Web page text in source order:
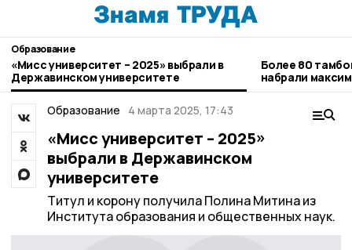
Образование
«Мисс университет – 2025» выбрали в
Державинском университете
Более 80
набрали
Образование 4 марта 2025, 17:43
«Мисс университет – 2025»
выбрали в Державинском
университете
Титул и корону получила Полина Митина из
Института образования и общественных наук.